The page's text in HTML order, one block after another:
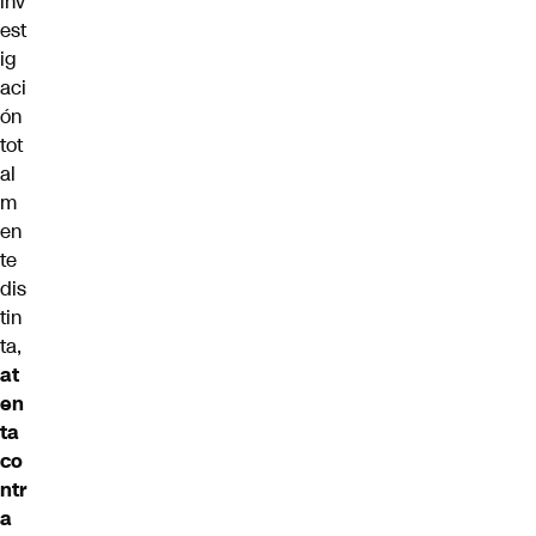
est
ig
aci
ón
tot
al
m
en
te
dis
tin
ta,
at
en
ta
co
ntr
a